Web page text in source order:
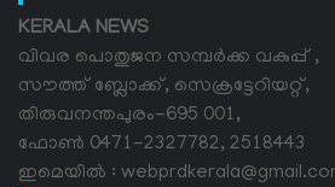
KERALA NEWS
വിവര പൊതുജന സമ്പര്‍ക്ക വകുപ്പ് ,
സൗത്ത് ബ്ലോക്ക്, സെക്രട്ടേറിയറ്റ്,
തിരുവനന്തപുരം-695 001,
ഫോൺ 0471-2327782, 2518443
ഇമെയിൽ :